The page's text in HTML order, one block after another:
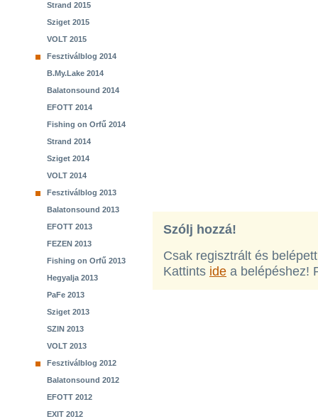
Strand 2015
Sziget 2015
VOLT 2015
Fesztiválblog 2014
B.My.Lake 2014
Balatonsound 2014
EFOTT 2014
Fishing on Orfű 2014
Strand 2014
Sziget 2014
VOLT 2014
Fesztiválblog 2013
Balatonsound 2013
EFOTT 2013
FEZEN 2013
Fishing on Orfű 2013
Hegyalja 2013
PaFe 2013
Sziget 2013
SZIN 2013
VOLT 2013
Fesztiválblog 2012
Balatonsound 2012
EFOTT 2012
EXIT 2012
Szólj hozzá!
Csak regisztrált és
Kattints ide a belépéshez!